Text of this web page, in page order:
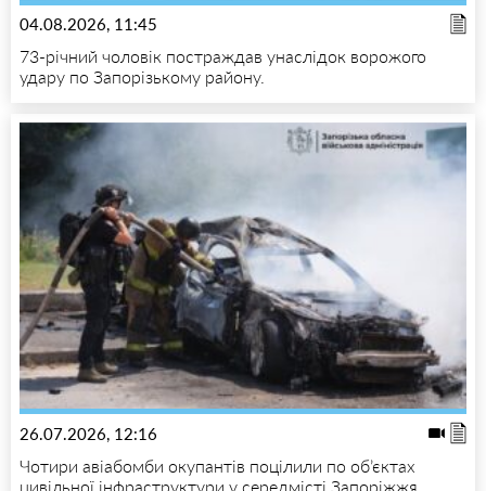
04.08.2026, 11:45
73-річний чоловік постраждав унаслідок ворожого
удару по Запорізькому району.
26.07.2026, 12:16
Чотири авіабомби окупантів поцілили по об’єктах
цивільної інфраструктури у середмісті Запоріжжя